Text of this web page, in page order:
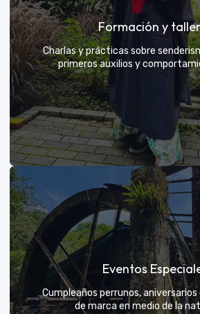
Tú eliges el parche y nosotros nos
una aventura
Formación y
Charlas y prácticas sobre
primeros auxilios y
Formación y
Aprende de expertos a ser el
propio explorador
Eventos
Cumpleaños perrunos,
de marca en medio de la